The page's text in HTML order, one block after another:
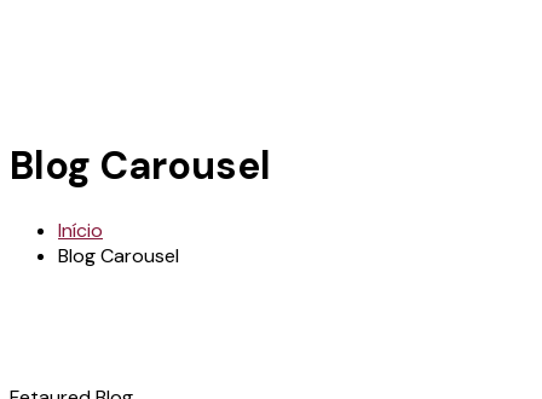
Blog Carousel
Início
Blog Carousel